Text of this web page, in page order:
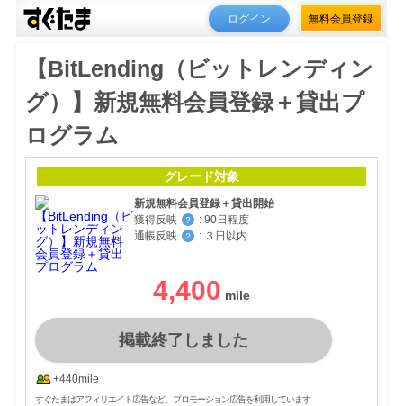
ログイン 無料会員登録
【BitLending（ビットレンディン
グ）】新規無料会員登録＋貸出プ
ログラム
グレード対象
新規無料会員登録＋貸出開始
獲得反映
？ : 90日程度
通帳反映
？ : ３日以内
4,400
掲載終了しました
+440mile
すぐたまはアフィリエイト広告など、プロモーション広告を利用しています